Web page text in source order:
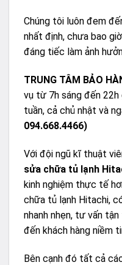
Chúng tôi luôn đem
nhất định, chưa bao
đáng tiếc làm ảnh
TRUNG TÂM BẢO
vụ từ 7h sáng đến
tuần, cả chủ nhật và
094.668.4466)
Với đội ngũ kĩ thuật
sửa chữa tủ lạnh
kinh nghiệm thực tế
chữa tủ lạnh Hitachi,
nhanh nhẹn, tư vấn
đến khách hàng niềm
Bên cạnh đó tất cả